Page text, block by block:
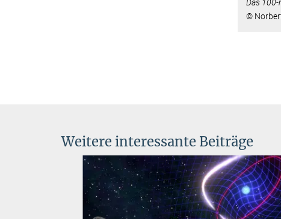
Das
©
Weitere interessante Beiträge